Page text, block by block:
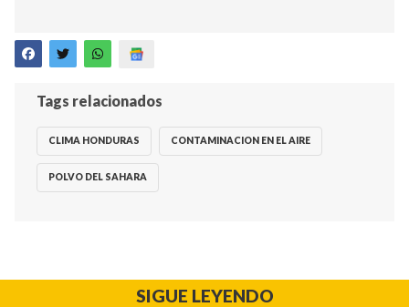
Tags relacionados
CLIMA HONDURAS CONTAMINACION EN EL AIRE
POLVO DEL SAHARA
SIGUE LEYENDO